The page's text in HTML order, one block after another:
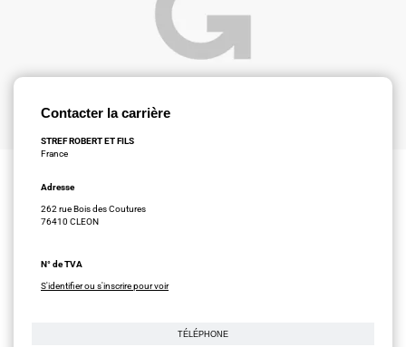
Contacter la carrière
STREF ROBERT ET FILS
France
Adresse
262 rue Bois des Coutures
76410 CLEON
N° de TVA
S'identifier ou s'inscrire pour voir
TÉLÉPHONE